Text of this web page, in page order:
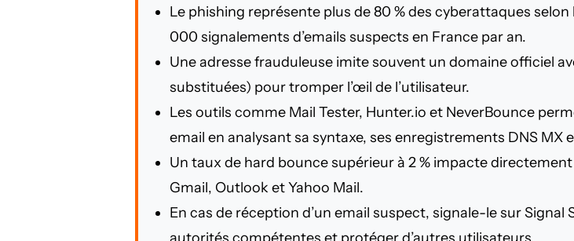
Le phishing représente plus de 80 % des cyberattaques
000 signalements d’emails suspects en France par an.
Une adresse frauduleuse imite souvent un domaine officiel
substituées) pour tromper l’œil de l’utilisateur.
Les outils comme Mail Tester, Hunter.io et NeverBounce
email en analysant sa syntaxe, ses enregistrements DNS MX
Un taux de hard bounce supérieur à 2 % impacte
Gmail, Outlook et Yahoo Mail.
En cas de réception d’un email suspect, signale-le sur